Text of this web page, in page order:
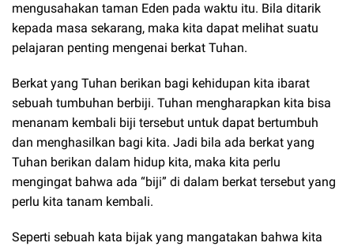
mengusahakan taman Eden pada waktu itu. Bila ditarik
kepada masa sekarang, maka kita dapat melihat suatu
pelajaran penting mengenai berkat Tuhan.
Berkat yang Tuhan berikan bagi kehidupan kita ibarat
sebuah tumbuhan berbiji. Tuhan mengharapkan kita bisa
menanam kembali biji tersebut untuk dapat bertumbuh
dan menghasilkan bagi kita. Jadi bila ada berkat yang
Tuhan berikan dalam hidup kita, maka kita perlu
mengingat bahwa ada “biji” di dalam berkat tersebut yang
perlu kita tanam kembali.
Seperti sebuah kata bijak yang mangatakan bahwa kita